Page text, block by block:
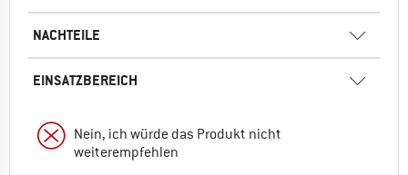
NACHTEILE
EINSATZBEREICH
Nein, ich würde das Produkt nicht
weiterempfehlen